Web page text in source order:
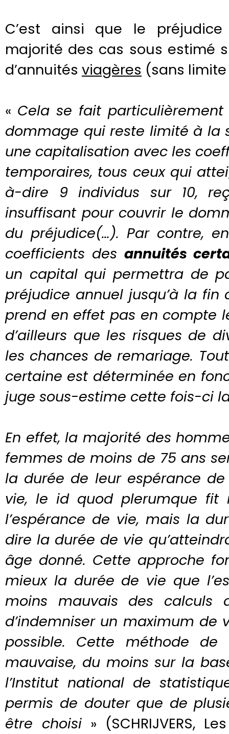
C’est ainsi que le
majorité des cas sous estimé
d’annuités viagères (sans limite
« Cela se fait
dommage qui reste limité à la
une capitalisation avec les
temporaires, tous ceux qui
à-dire 9 individus sur 10,
insuffisant pour couvrir le
du préjudice(…). Par contre,
coefficients des annuités
un capital qui permettra de
préjudice annuel jusqu’à la
prend en effet pas en compte
d’ailleurs que les risques de
les chances de remariage.
certaine est déterminée en
juge sous-estime cette fois-ci
En effet, la majorité des
femmes de moins de 75 ans
la durée de leur espérance
vie, le id quod plerumque fit
l’espérance de vie, mais la
dire la durée de vie
âge donné. Cette approche
mieux la durée de vie que
moins mauvais des calculs
d’indemniser un maximum
possible. Cette méthode
mauvaise, du moins sur la
l’Institut national de
permis de douter que de
être choisi» (SCHRIJVERS,